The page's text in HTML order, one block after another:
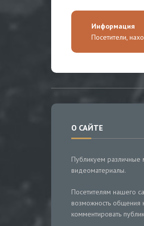
Информация
Посетители,
О САЙТЕ
Публикуем различные
видеоматериалы.
Посетителям нашего
возможность
комментировать